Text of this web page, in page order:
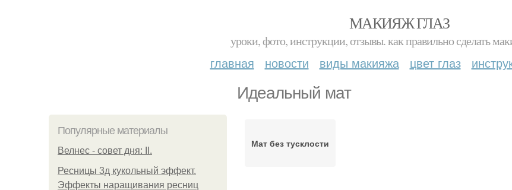
МАКИЯЖ ГЛАЗ
уроки, фото, инструкции, отзывы. как правильно сделать
главная новости виды макияжа цвет глаз
Идеальный мат
Популярные материалы
Велнес - совет дня: II.
Ресницы 3д кукольный эффект.
Эффекты наращивания ресниц
Мат без тусклости